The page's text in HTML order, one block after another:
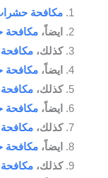
مكافحة
ايضاً، مكافحة
كذلك،
ايضاً، مكافحة
كذلك،
ايضاً، مكافحة
كذلك،
ايضاً، مكافحة
كذلك،